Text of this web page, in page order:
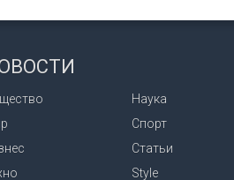
Наука
Спорт
Статьи
Style